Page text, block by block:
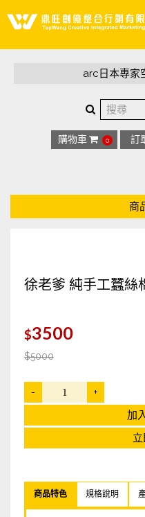
arc日本專家
購物車 0 訂
商
arc日本專
大甲媽祖遶境專用
徐老爹 純
徐老爹 純手工蠶絲
$3500
$5000
- +
加
商品特色 規格說明